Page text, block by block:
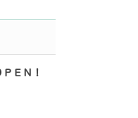
ＥＮ！